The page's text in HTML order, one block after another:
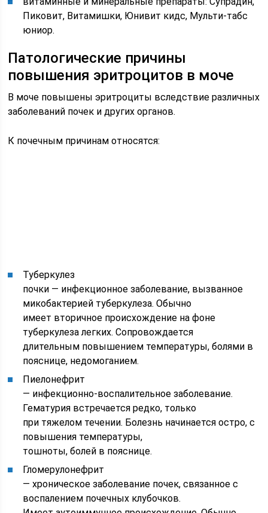
Пиковит, Витамишки, Юнивит кидс, Мульти-табс
юниор.
Патологические причины
повышения эритроцитов в моче
В моче повышены эритроциты вследствие различных
заболеваний почек и других органов.
К почечным причинам относятся:
Туберкулез
почки — инфекционное заболевание, вызванное
микобактерией туберкулеза. Обычно
имеет вторичное происхождение на фоне
туберкулеза легких. Сопровождается
длительным повышением температуры, болями в
пояснице, недомоганием.
Пиелонефрит
— инфекционно-воспалительное заболевание.
Гематурия встречается редко, только
при тяжелом течении. Болезнь начинается остро, с
повышения температуры,
тошноты, болей в пояснице.
Гломерулонефрит
— хроническое заболевание почек, связанное с
воспалением почечных клубочков.